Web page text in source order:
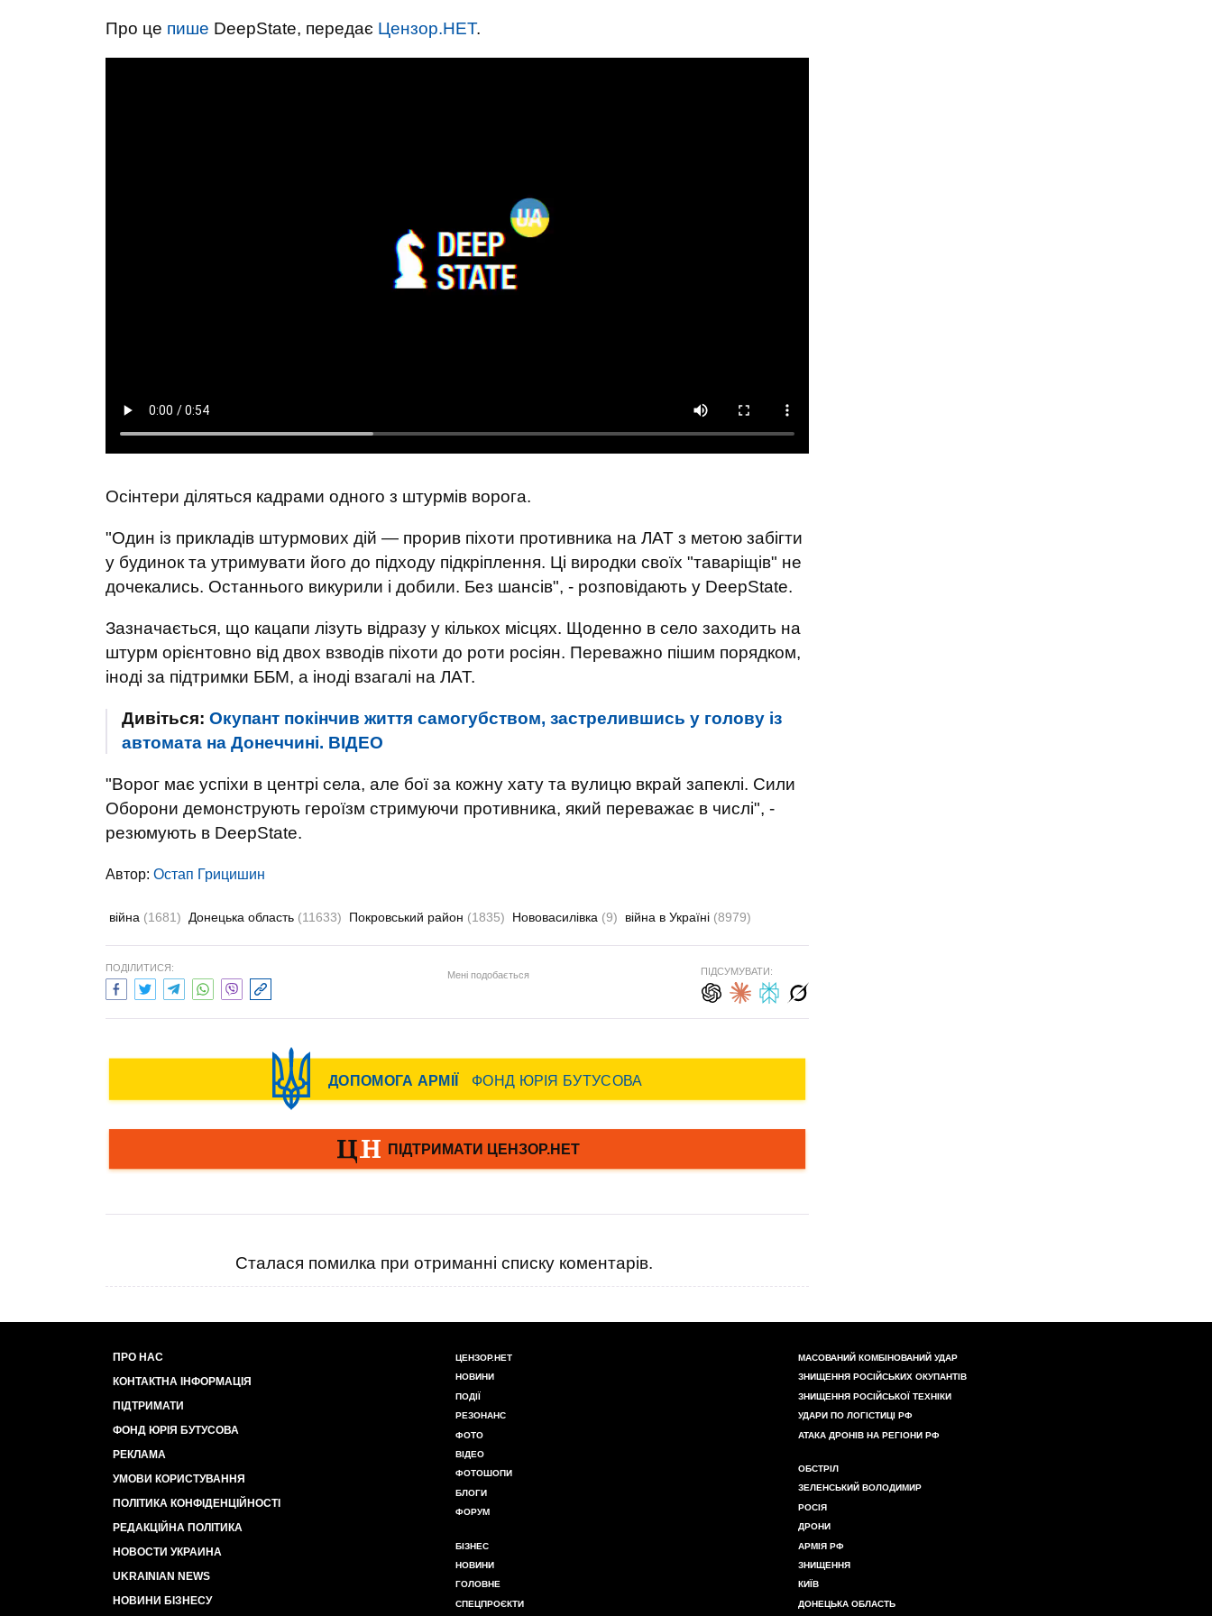
Про це пише DeepState, передає Цензор.НЕТ.
Осінтери діляться кадрами одного з штурмів ворога.
"Один із прикладів штурмових дій — прорив піхоти противника на ЛАТ з метою забігти
у будинок та утримувати його до підходу підкріплення. Ці виродки своїх "таваріщів" не
дочекались. Останнього викурили і добили. Без шансів", - розповідають у DeepState.
Зазначається, що кацапи лізуть відразу у кількох місцях. Щоденно в село заходить на
штурм орієнтовно від двох взводів піхоти до роти росіян. Переважно пішим порядком,
іноді за підтримки ББМ, а іноді взагалі на ЛАТ.
Дивіться: Окупант покінчив життя самогубством, застрелившись у голову із
автомата на Донеччині. ВIДЕО
"Ворог має успіхи в центрі села, але бої за кожну хату та вулицю вкрай запеклі. Сили
Оборони демонструють героїзм стримуючи противника, який переважає в числі", -
резюмують в DeepState.
Автор: Остап Грицишин
війна (1681) Донецька область (11633) Покровський район (1835) Нововасилівка (9) війна в Україні (8979)
ПОДІЛИТИСЯ:
Мені подобається ПІДСУМУВАТИ:
Сталася помилка при отриманні списку коментарів.
ПРО НАС
КОНТАКТНА ІНФОРМАЦІЯ
ПІДТРИМАТИ
ФОНД ЮРІЯ БУТУСОВА
РЕКЛАМА
УМОВИ КОРИСТУВАННЯ
ПОЛІТИКА КОНФІДЕНЦІЙНОСТІ
РЕДАКЦІЙНА ПОЛІТИКА
НОВОСТИ УКРАИНА
UKRAINIAN NEWS
НОВИНИ БІЗНЕСУ
ЦЕНЗОР.НЕТ
НОВИНИ
ПОДІЇ
РЕЗОНАНС
ФОТО
ВІДЕО
ФОТОШОПИ
БЛОГИ
ФОРУМ
БІЗНЕС
НОВИНИ
ГОЛОВНЕ
СПЕЦПРОЄКТИ
МАСОВАНИЙ КОМБІНОВАНИЙ УДАР
ЗНИЩЕННЯ РОСІЙСЬКИХ ОКУПАНТІВ
ЗНИЩЕННЯ РОСІЙСЬКОЇ ТЕХНІКИ
УДАРИ ПО ЛОГІСТИЦІ РФ
АТАКА ДРОНІВ НА РЕГІОНИ РФ
ОБСТРІЛ
ЗЕЛЕНСЬКИЙ ВОЛОДИМИР
РОСІЯ
ДРОНИ
АРМІЯ РФ
ЗНИЩЕННЯ
КИЇВ
ДОНЕЦЬКА ОБЛАСТЬ